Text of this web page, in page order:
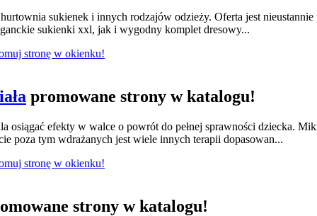
sukienek i innych rodzajów odzieży. Oferta jest
sukienki xxl, jak i wygodny komplet dresowy...
stronę w okienku!
promowane strony w katalogu!
osiągać efekty w walce o powrót do pełnej sprawności dziecka.
poza tym wdrażanych jest wiele innych terapii dopasowan...
stronę w okienku!
strony w katalogu!